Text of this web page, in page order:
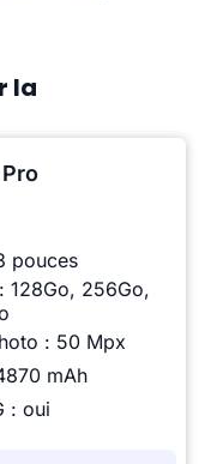
la
pouces
128Go, 256Go,
: 50 Mpx
mAh
: oui